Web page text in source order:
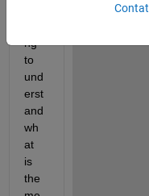
ng
to
und
erst
and
wh
at
is
the